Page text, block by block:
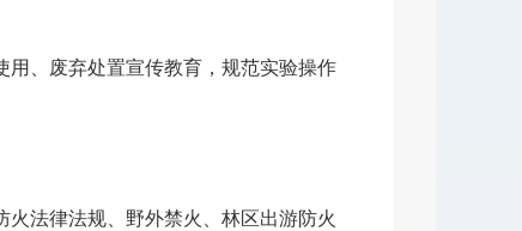
用、废弃处置宣传教育，规范实验操作
法律法规、野外禁火、林区出游防火